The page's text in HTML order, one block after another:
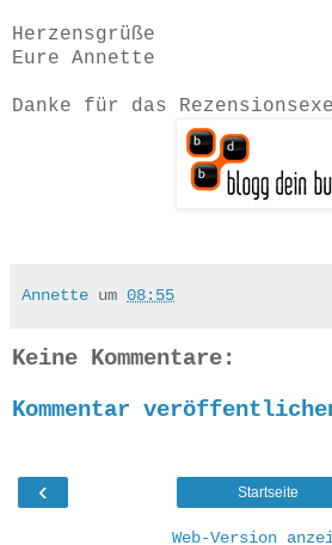
Herzensgrüße
Eure Annette
Danke für das
Annette um 08:55
Keine Kommentare:
Kommentar
‹ Startseite
Web-Version